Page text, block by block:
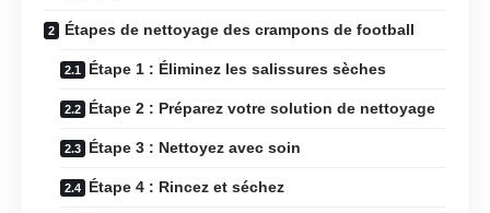
Étapes de nettoyage des crampons de football
Étape 1 : Éliminez les salissures sèches
Étape 2 : Préparez votre solution de nettoyage
Étape 3 : Nettoyez avec soin
Étape 4 : Rincez et séchez